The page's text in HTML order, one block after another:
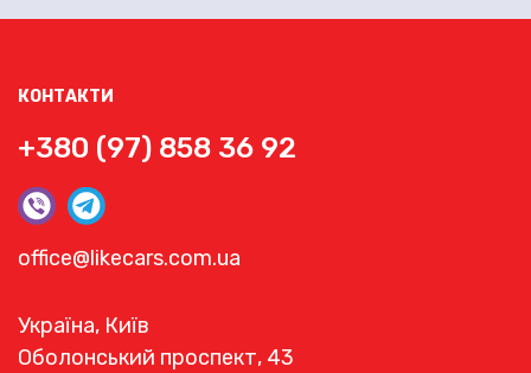
КОНТАКТИ
+380 (97) 858 36 92
office@likecars.com.ua
Україна, Київ
Оболонський проспект, 43